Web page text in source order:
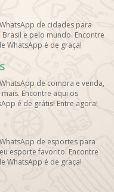
de cidades para
e pelo mundo. Encontre
WhatsApp é de graça!
de compra e venda,
Encontre aqui os
é de grátis! Entre agora!
de esportes para
esporte favorito. Encontre
WhatsApp é de graça!